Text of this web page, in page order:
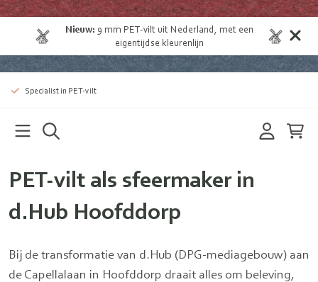
Nieuw: 9 mm PET-vilt uit Nederland , met een
eigentijdse kleurenlijn
Specialist in PET-vilt
PET‑vilt als sfeermaker in
d.Hub Hoofddorp
Bij de transformatie van d.Hub (DPG-mediagebouw) aan
de Capellalaan in Hoofddorp draait alles om beleving,